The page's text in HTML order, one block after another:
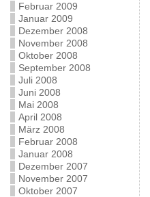
Februar 2009
Januar 2009
Dezember 2008
November 2008
Oktober 2008
September 2008
Juli 2008
Juni 2008
Mai 2008
April 2008
März 2008
Februar 2008
Januar 2008
Dezember 2007
November 2007
Oktober 2007